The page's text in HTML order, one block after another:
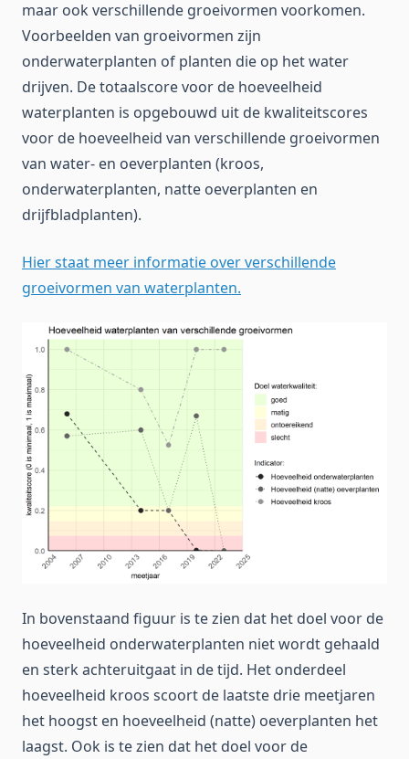
maar ook verschillende groeivormen voorkomen.
Voorbeelden van groeivormen zijn
onderwaterplanten of planten die op het water
drijven. De totaalscore voor de hoeveelheid
waterplanten is opgebouwd uit de kwaliteitscores
voor de hoeveelheid van verschillende groeivormen
van water- en oeverplanten (kroos,
onderwaterplanten, natte oeverplanten en
drijfbladplanten).
Hier staat meer informatie over verschillende
groeivormen van waterplanten.
In bovenstaand figuur is te zien dat het doel voor de
hoeveelheid onderwaterplanten niet wordt gehaald
en sterk achteruitgaat in de tijd. Het onderdeel
hoeveelheid kroos scoort de laatste drie meetjaren
het hoogst en hoeveelheid (natte) oeverplanten het
laagst. Ook is te zien dat het doel voor de